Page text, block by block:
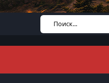
Поиск...